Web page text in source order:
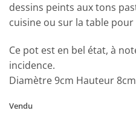
dessins peints aux tons
cuisine ou sur la table
Ce pot est en bel état, à
incidence.
Diamètre 9cm Hauteur 8cm
Vendu